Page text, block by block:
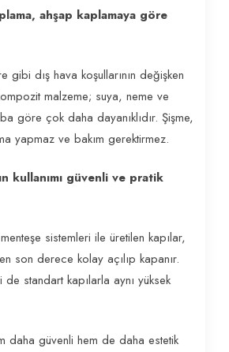
ahşap kaplamaya göre
gibi dış hava koşullarının değişken
malzeme; suya, neme ve
göre çok daha dayanıklıdır. Şişme,
yapmaz ve bakım gerektirmez.
kullanımı güvenli ve pratik
sistemleri ile üretilen kapılar,
son derece kolay açılıp kapanır.
de standart kapılarla aynı yüksek
daha güvenli hem de daha estetik